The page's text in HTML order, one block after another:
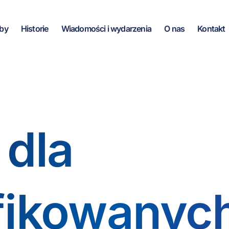
Historie Wiadomości i wydarzenia O nas Kontakt